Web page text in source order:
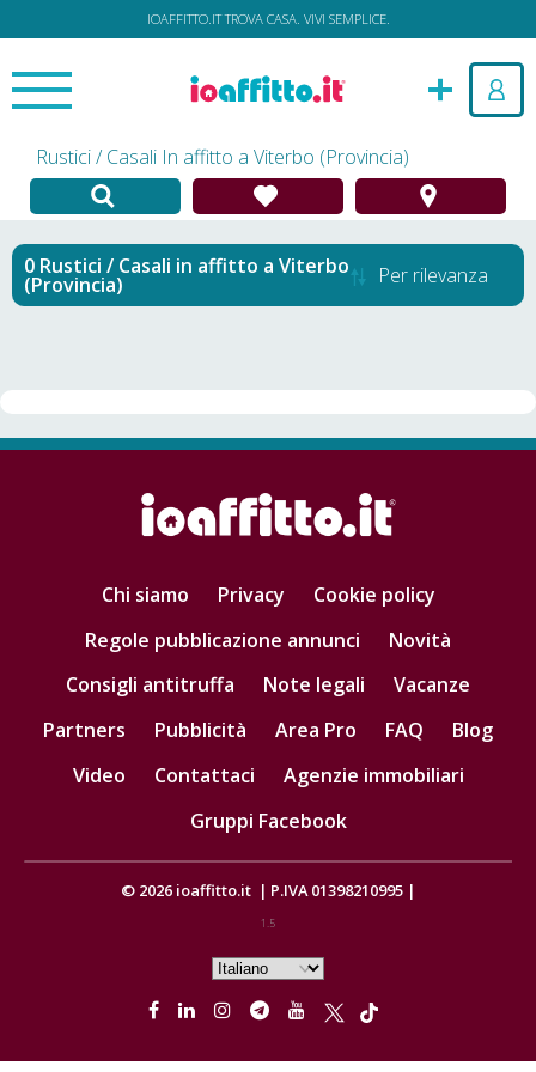
IOAFFITTO.IT TROVA CASA. VIVI SEMPLICE.
Rustici / Casali In affitto a Viterbo (Provincia)
Rustici / Casali in affitto a Viterbo
(Provincia) Per rilevanza
Chi siamo Privacy
Cookie policy
Regole pubblicazione annunci
Novità
Consigli antitruffa
Note legali
Vacanze
Partners
Pubblicità Area Pro FAQ
Blog
Video
Contattaci
Agenzie immobiliari
Gruppi Facebook
© 2026 ioaffitto.it | P.IVA 01398210995 |
1.5